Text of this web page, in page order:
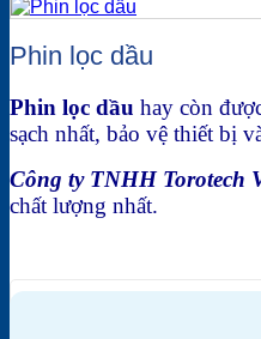
Phin lọc dầu
Phin lọc dầu hay còn
sạch nhất, bảo vệ thiết bị
Công ty TNHH Torotech
chất lượng nhất.